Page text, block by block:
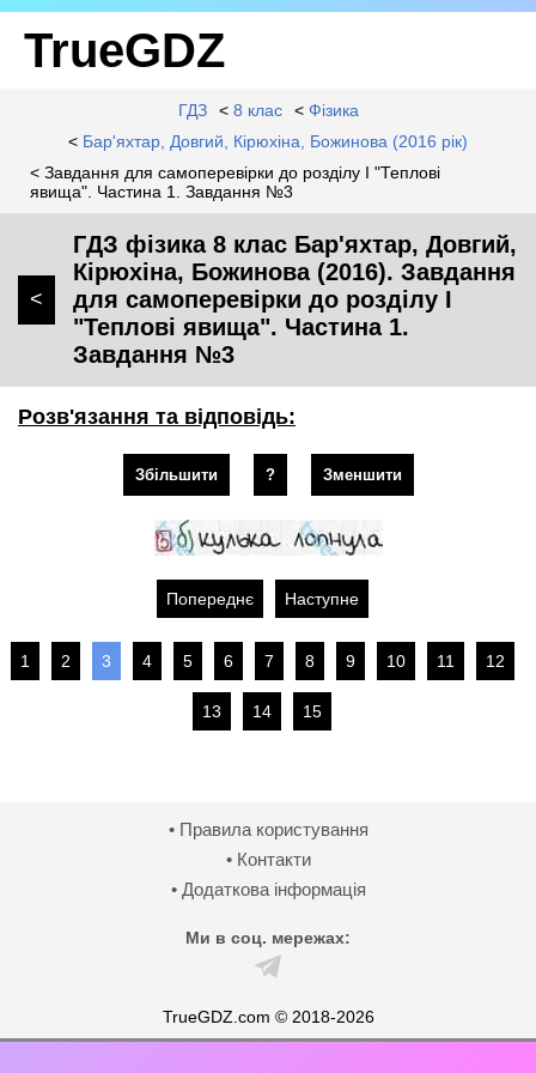
TrueGDZ
ГДЗ < 8 клас < Фізика
< Бар'яхтар, Довгий, Кірюхіна, Божинова (2016 рік)
< Завдання для самоперевірки до розділу I "Теплові
явища". Частина 1. Завдання №3
<
ГДЗ фізика 8 клас Бар'яхтар, Довгий,
Кірюхіна, Божинова (2016). Завдання
для самоперевірки до розділу I
"Теплові явища". Частина 1.
Завдання №3
Розв'язання та відповідь:
Збільшити ? Зменшити
Попереднє Наступне
1 2 3 4 5 6 7 8 9 10 11 12
13 14 15
• Правила користування
• Контакти
• Додаткова інформація
Ми в соц. мережах:
TrueGDZ.com © 2018-2026